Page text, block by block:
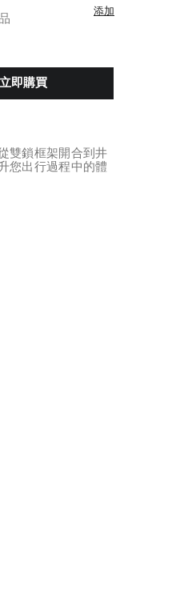
添加
立即購買
雙鎖框架開合到井
您出行過程中的體